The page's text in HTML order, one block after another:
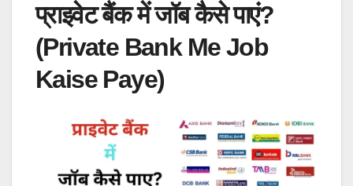
प्राइवेट बैंक में जॉब कैसे पाएं?
(Private Bank Me Job
Kaise Paye)